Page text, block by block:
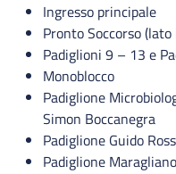
Ingresso principale
Pronto Soccorso
Padiglioni 9 – 13 e
Monoblocco
Padiglione
Simon Boccanegra
Padiglione Guido
Padiglione Maragliano